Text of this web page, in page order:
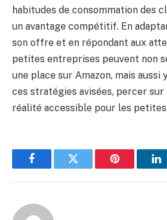
habitudes de consommation des
un avantage compétitif. En
son offre et en répondant aux
petites entreprises peuvent non
une place sur Amazon, mais aussi
ces stratégies avisées, percer sur
réalité accessible pour les
FacebookTwitter Pinterest